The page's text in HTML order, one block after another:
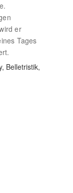
er
Tages
Belletristik,